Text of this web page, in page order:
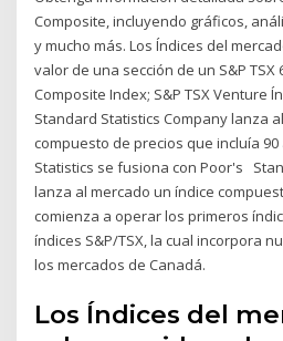
Composite, incluyendo gráficos,
y mucho más. Los Índices del
valor de una sección de un S&P TSX
Composite Index; S&P TSX Venture
Standard Statistics Company lanza
compuesto de precios que incluía 90
Statistics se fusiona con Poor's
lanza al mercado un índice
comienza a operar los primeros
índices S&P/TSX, la cual incorpora
los mercados de Canadá.
Los Índices del